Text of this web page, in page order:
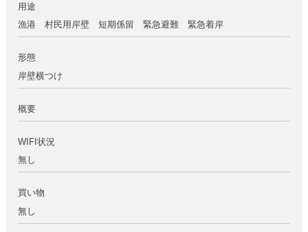
用途
漁港 村民用岸壁 短期係留 緊急避難 緊急着岸
形態
岸壁横つけ
概要
WIFI状況
無し
買い物
無し